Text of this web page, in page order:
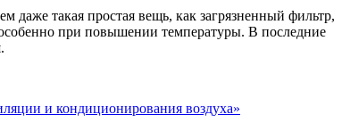
даже такая простая вещь, как загрязненный фильтр,
при повышении температуры. В последние
и кондиционирования воздуха»